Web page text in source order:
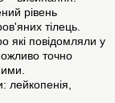
рівень
тілець.
які повідомляли у
точно
лейкопенія,